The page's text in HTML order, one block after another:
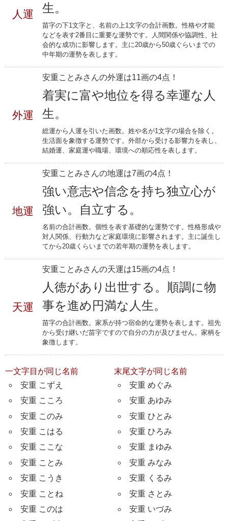
人運
生。
苗字の下1文字と、名前の上1文字の合計画数。性格や才能
などを表す2番目に重要な運勢です。人間関係や協調性、社
会的な成功に影響します。主に20歳から50歳ぐらいまでの
中年期の運勢を表します。
外運
安重ことみさんの外運は11画の4点！
着実に富や地位を得る幸運な人
生。
総運から人運を引いた画数。姓や名が1文字の場合を除く。
生活面を象徴する運勢です。外部から受ける影響力を表し、
結婚運、家庭運や職場、環境への順応性を表します。
地運
安重ことみさんの地運は7画の4点！
強い意志や信念を持ち独立心が
強い。自立する。
名前の合計画数。個性を表す基礎的な運勢です。性格形成や
対人関係、行動力など家庭環境に影響されます。主に誕生し
てから20歳くらいまでの若年期の運勢を表します。
天運
安重ことみさんの天運は15画の4点！
人徳があり出世する。順調に物
事を進め円満な人生。
苗字の合計画数。家系が持つ宿命的な運勢を表します。祖先
から受け継いだ苗字ですので自分の力が及びません。家柄を
象徴します。
一文字目が同じ名前
安重 こずえ
安重 こころ
安重 このみ
安重 こはる
安重 ここな
安重 ことみ
安重 こうき
安重 ことね
安重 このは
末尾文字が同じ名前
安重 めぐみ
安重 あゆみ
安重 ひとみ
安重 ひろみ
安重 まゆみ
安重 みなみ
安重 くるみ
安重 さとみ
安重 いづみ